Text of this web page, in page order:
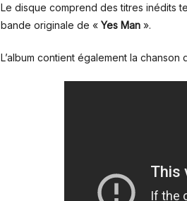
Le disque comprend des titres inédits
bande originale de « Yes Man ».
L’album contient également la chanson